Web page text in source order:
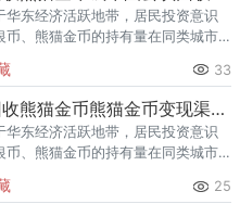
华东经济活跃地带，居民投资意识
币、熊猫金币的持有量在同类城市
的需求就明显升温，但鱼龙混杂的
里，能精准识别版别溢
33
龙口回收熊猫金币熊猫金币变现渠道指南
华东经济活跃地带，居民投资意识
币、熊猫金币的持有量在同类城市
的需求就明显升温，但鱼龙混杂的25